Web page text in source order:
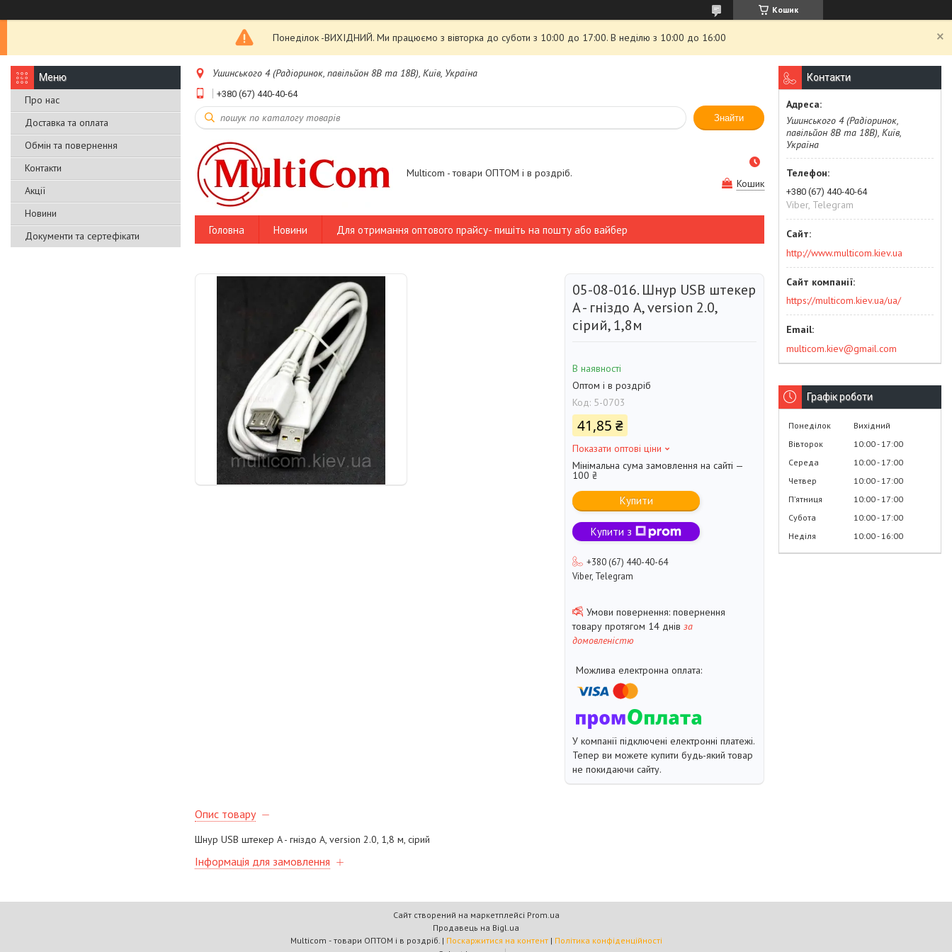
Кошик
Понеділок -ВИХІДНИЙ. Ми працюємо з вівторка до суботи з 10:00 до 17:00. В неділю з 10:00 до 16:00
Про нас
Доставка та оплата
Обмін та повернення
Контакти
Акції
Новини
Документи та сертефікати
Ушинського 4 (Радіоринок, павільйон 8В та 18В), Київ, Україна
+380 (67) 440-40-64
Знайти
Multicom - товари ОПТОМ і в роздріб.
Кошик
Головна Новини Для отримання оптового прайсу- пишіть на пошту або вайбер
05-08-016. Шнур USB штекер
A - гніздо А, version 2.0,
сірий, 1,8м
В наявності
Оптом і в роздріб
Код: 5-0703
41,85 ₴
Показати оптові ціни
Мінімальна сума замовлення на сайті —
100 ₴
Купити
Купити з
+380 (67) 440-40-64
Viber, Telegram
повернення
товару протягом 14 днів за
домовленістю
У компанії підключені електронні платежі.
Тепер ви можете купити будь-який товар
не покидаючи сайту.
Опис товару
Шнур USB штекер A - гніздо А, version 2.0, 1,8 м, сірий
Інформація для замовлення
Контакти
Ушинського 4 (Радіоринок,
павільйон 8В та 18В), Київ,
Україна
+380 (67) 440-40-64
Viber, Telegram
http://www.multicom.kiev.ua
https://multicom.kiev.ua/ua/
multicom.kiev@gmail.com
Графік роботи
Понеділок
Вихідний
Вівторок
10:00 17:00
Середа
10:00 17:00
Четвер
10:00 17:00
Пʼятниця
10:00 17:00
Субота
10:00 17:00
Неділя
10:00 16:00
Сайт створений на маркетплейсі Prom.ua
Продавець на Bigl.ua
Multicom - товари ОПТОМ і в роздріб. | Поскаржитися на контент | Політика конфіденційності